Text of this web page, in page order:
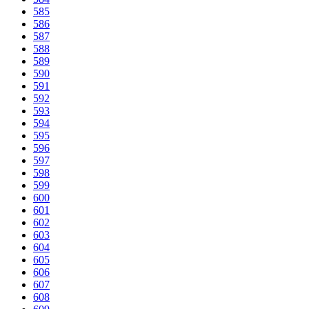
585
586
587
588
589
590
591
592
593
594
595
596
597
598
599
600
601
602
603
604
605
606
607
608